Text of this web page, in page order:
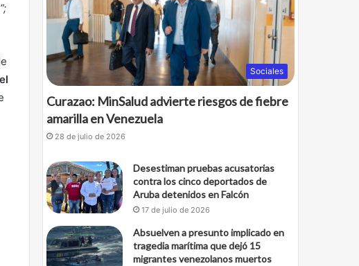
Sociales
Curazao: MinSalud advierte riesgos de fiebre
amarilla en Venezuela
28 de julio de 2026
Desestiman pruebas acusatorias
contra los cinco deportados de
Aruba detenidos en Falcón
17 de julio de 2026
Absuelven a presunto implicado en
tragedia marítima que dejó 15
migrantes venezolanos muertos